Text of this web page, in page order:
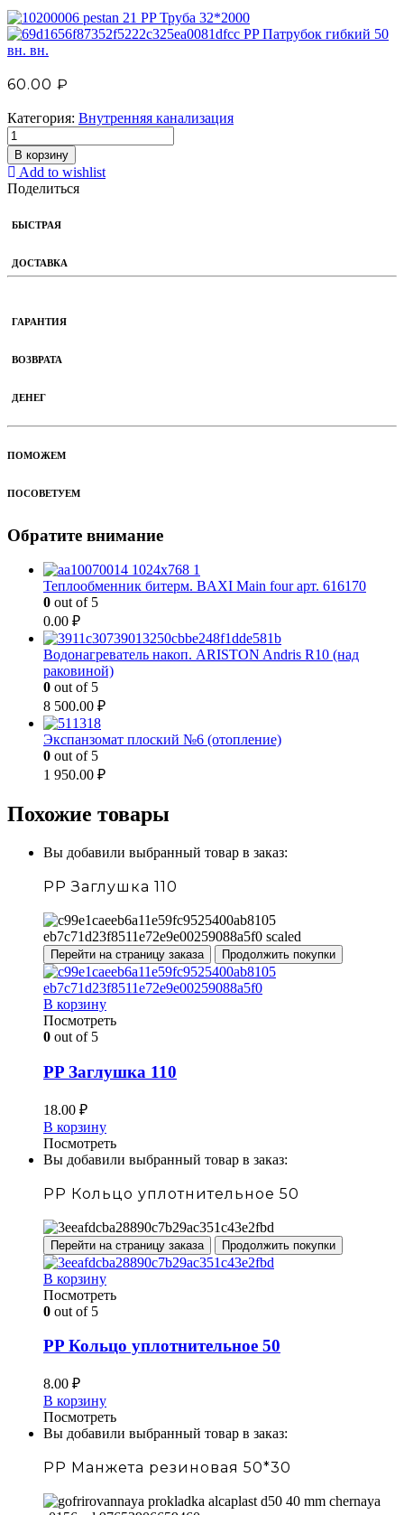
PP Труба 32*2000
PP Патрубок гибкий 50
вн. вн.
60.00 ₽
Категория: Внутренняя канализация
В корзину
Add to wishlist
Поделиться
БЫСТРАЯ
ДОСТАВКА
ГАРАНТИЯ
ВОЗВРАТА
ДЕНЕГ
ПОМОЖЕМ
ПОСОВЕТУЕМ
Обратите внимание
Теплообменник битерм. BAXI Main four арт. 616170
0 out of 5
0.00 ₽
Водонагреватель накоп. ARISTON Andris R10 (над
раковиной)
0 out of 5
8 500.00 ₽
Экспанзомат плоский №6 (отопление)
0 out of 5
1 950.00 ₽
Похожие товары
Вы добавили выбранный товар в заказ:
PP Заглушка 110
Перейти на страницу заказа Продолжить покупки
В корзину
Посмотреть
0 out of 5
PP Заглушка 110
18.00 ₽
В корзину
Посмотреть
Вы добавили выбранный товар в заказ:
PP Кольцо уплотнительное 50
Перейти на страницу заказа Продолжить покупки
В корзину
Посмотреть
0 out of 5
PP Кольцо уплотнительное 50
8.00 ₽
В корзину
Посмотреть
Вы добавили выбранный товар в заказ:
PP Манжета резиновая 50*30